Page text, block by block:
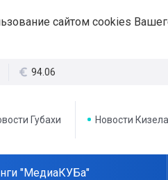
сайтом cookies
94.06
Губахи Новости Кизела
"МедиаКУБа"